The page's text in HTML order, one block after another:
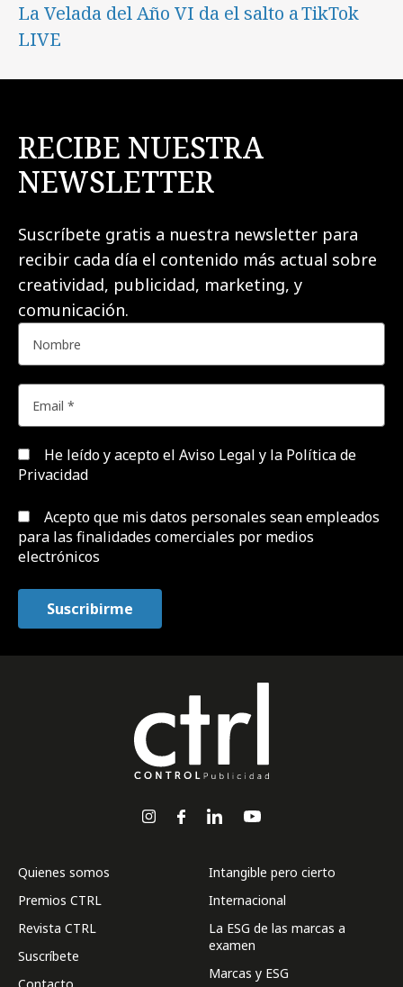
La Velada del Año VI da el salto a TikTok
LIVE
RECIBE NUESTRA
NEWSLETTER
Suscríbete gratis a nuestra newsletter para
recibir cada día el contenido más actual sobre
creatividad, publicidad, marketing, y
comunicación.
He leído y acepto el Aviso Legal y la Política de
Privacidad
Acepto que mis datos personales sean empleados
para las finalidades comerciales por medios
electrónicos
Quienes somos
Premios CTRL
Revista CTRL
Suscríbete
Contacto
Intangible pero cierto
Internacional
La ESG de las marcas a
examen
Marcas y ESG